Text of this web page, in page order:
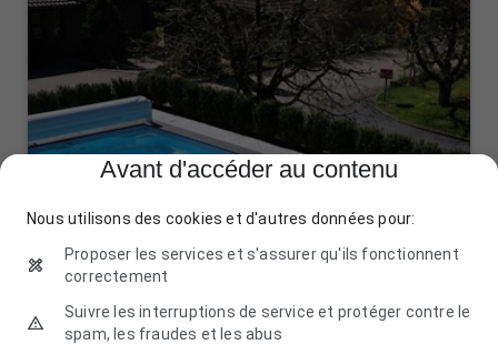
Avant d'accéder au contenu
Nous utilisons des cookies et d'autres données pour:
Proposer les services et s'assurer qu'ils fonctionnent
correctement
Suivre les interruptions de service et protéger contre le
spam, les fraudes et les abus